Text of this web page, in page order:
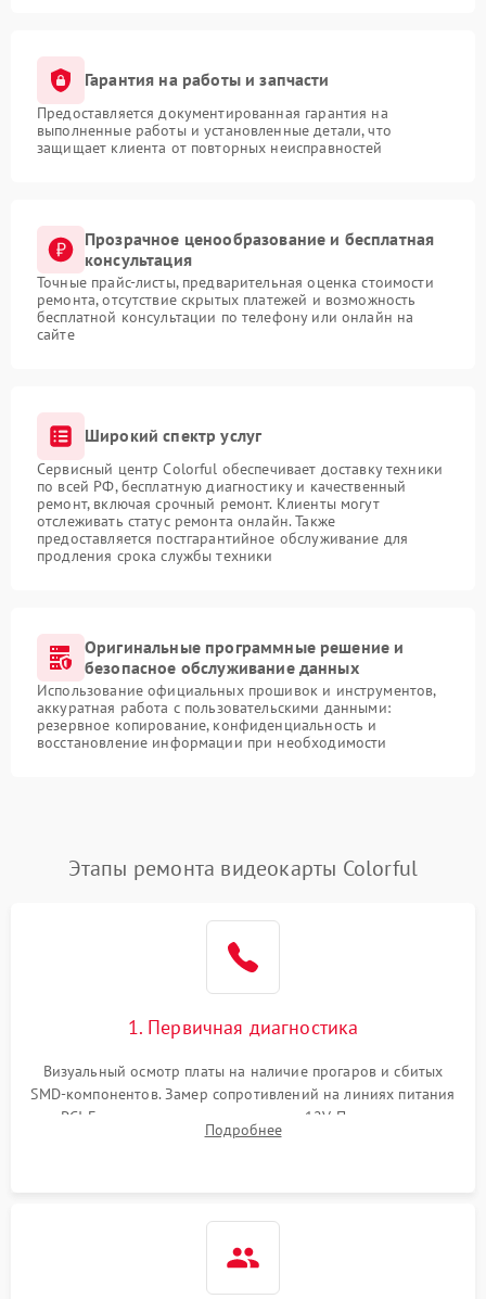
Гарантия на работы и запчасти
Предоставляется документированная гарантия на
выполненные работы и установленные детали, что
защищает клиента от повторных неисправностей
Прозрачное ценообразование и бесплатная
консультация
Точные прайс-листы, предварительная оценка стоимости
ремонта, отсутствие скрытых платежей и возможность
бесплатной консультации по телефону или онлайн на
сайте
Широкий спектр услуг
Сервисный центр Colorful обеспечивает доставку техники
по всей РФ, бесплатную диагностику и качественный
ремонт, включая срочный ремонт. Клиенты могут
отслеживать статус ремонта онлайн. Также
предоставляется постгарантийное обслуживание для
продления срока службы техники
Оригинальные программные решение и
безопасное обслуживание данных
Использование официальных прошивок и инструментов,
аккуратная работа с пользовательскими данными:
резервное копирование, конфиденциальность и
восстановление информации при необходимости
Этапы ремонта видеокарты Colorful
1. Первичная диагностика
Визуальный осмотр платы на наличие прогаров и сбитых
SMD-компонентов. Замер сопротивлений на линиях питания
PCI-E и дополнительных разъемах 12V. Проверка на
короткое замыкание основных дросселей питания GPU и
Подробнее